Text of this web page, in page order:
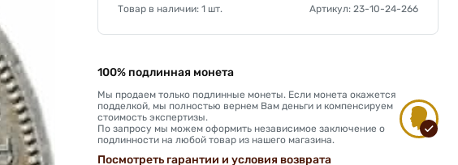
Товар в наличии: 1 шт. Артикул: 23-10-24-266
100% подлинная монета
Мы продаем только подлинные монеты. Если монета окажется
подделкой, мы полностью вернем Вам деньги и компенсируем
стоимость экспертизы.
По запросу мы можем оформить независимое заключение о
подлинности на любой товар из нашего магазина.
Посмотреть гарантии и условия возврата